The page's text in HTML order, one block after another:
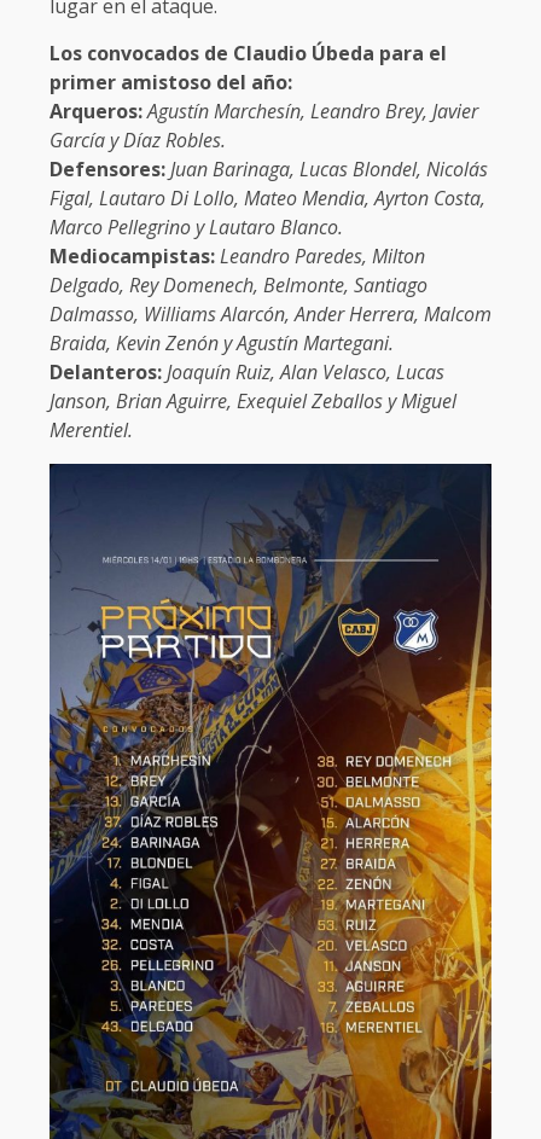
lugar en el ataque.
Los convocados de Claudio Úbeda para el
primer amistoso del año:
Arqueros:Agustín Marchesín, Leandro Brey, Javier
García y Díaz Robles.
Defensores:Juan Barinaga, Lucas Blondel, Nicolás
Figal, Lautaro Di Lollo, Mateo Mendia, Ayrton Costa,
Marco Pellegrino y Lautaro Blanco.
Mediocampistas:Leandro Paredes, Milton
Delgado, Rey Domenech, Belmonte, Santiago
Dalmasso, Williams Alarcón, Ander Herrera, Malcom
Braida, Kevin Zenón y Agustín Martegani.
Delanteros:Joaquín Ruiz, Alan Velasco, Lucas
Janson, Brian Aguirre, Exequiel Zeballos y Miguel
Merentiel.